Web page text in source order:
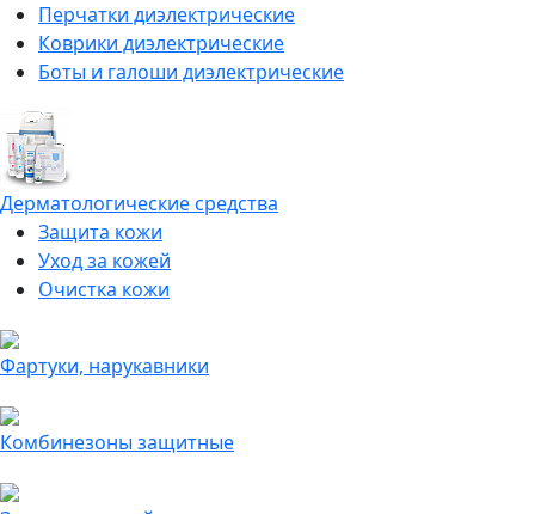
Перчатки диэлектрические
Коврики диэлектрические
Боты и галоши диэлектрические
Дерматологические средства
Защита кожи
Уход за кожей
Очистка кожи
Фартуки, нарукавники
Комбинезоны защитные